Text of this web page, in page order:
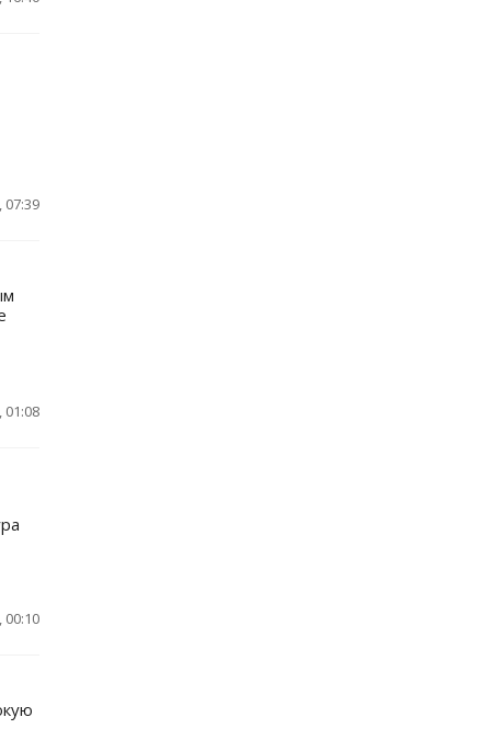
07:39
01:08
00:10